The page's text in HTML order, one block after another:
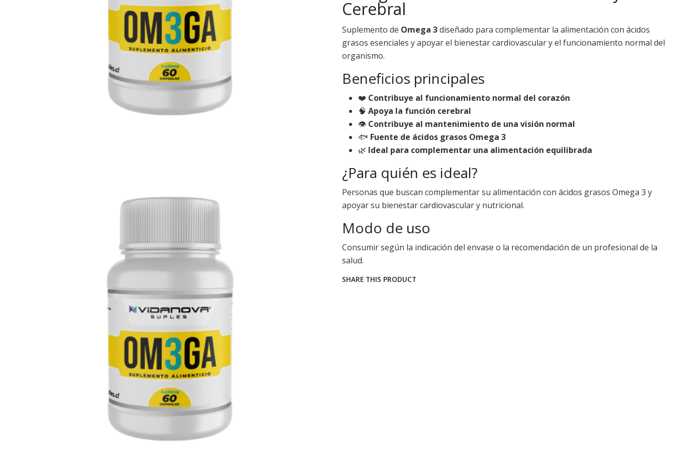
Cerebral
Suplemento de Omega 3diseñado para complementar la alimentación con ácidos
grasos esenciales y apoyar el bienestar cardiovascular y el funcionamiento normal del
organismo.
Beneficios principales
❤️ Contribuye al funcionamiento normal del corazón
🧠 Apoya la función cerebral
👁️ Contribuye al mantenimiento de una visión normal
🐟 Fuente de ácidos grasos Omega 3
🌿 Ideal para complementar una alimentación equilibrada
¿Para quién es ideal?
Personas que buscan complementar su alimentación con ácidos grasos Omega 3 y
apoyar su bienestar cardiovascular y nutricional.
Modo de uso
Consumir según la indicación del envase o la recomendación de un profesional de la
salud.
SHARE THIS PRODUCT